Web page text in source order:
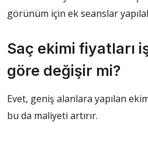
görünüm için ek seanslar
Saç ekimi fiyatları
göre değişir mi?
Evet, geniş alanlara yapılan
bu da maliyeti artırır.